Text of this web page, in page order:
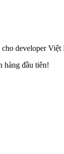
cho developer Việt
hàng đầu tiên!